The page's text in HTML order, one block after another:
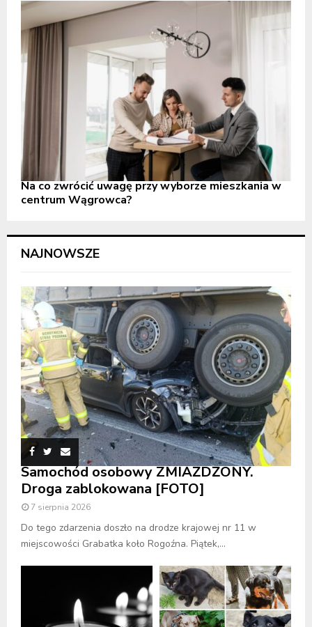
Na co zwrócić uwagę przy wyborze mieszkania w
centrum Wągrowca?
NAJNOWSZE
Samochód osobowy ZMIAŻDŻONY.
Droga zablokowana [FOTO]
7 sierpnia 2026
Do tego zdarzenia doszło na drodze krajowej nr 11 w
miejscowości Grabatka koło Rogoźna. Piątek,...